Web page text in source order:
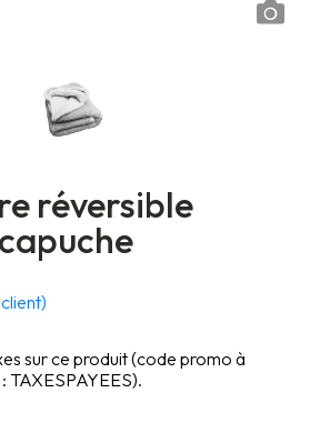
réversible
sur ce produit (code promo à
TAXESPAYEES).